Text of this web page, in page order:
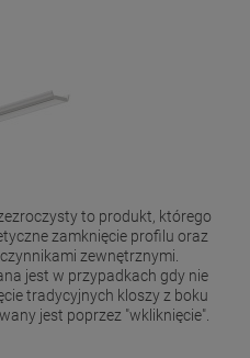
to produkt, którego
zamknięcie profilu oraz
zewnętrznymi.
jest w przypadkach gdy nie
tradycyjnych kloszy z boku
jest poprzez "wkliknięcie".